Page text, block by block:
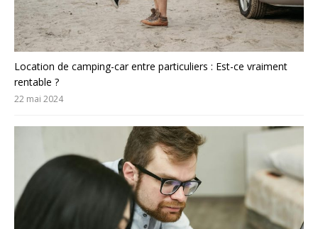
Location de camping-car entre particuliers : Est-ce vraiment
rentable ?
22 mai 2024